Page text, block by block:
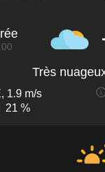
Très
1.9 m/s
21 %